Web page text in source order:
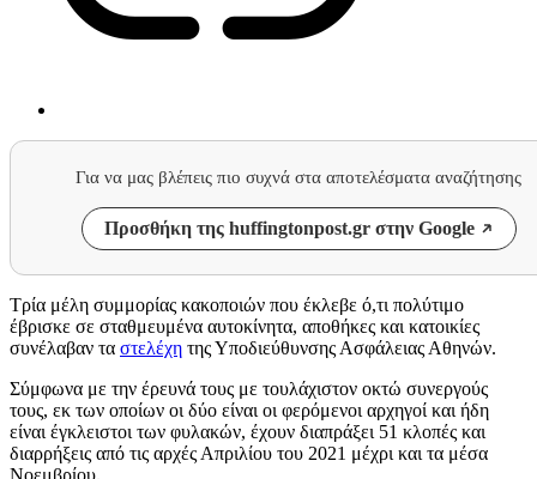
Για να μας βλέπεις πιο συχνά στα αποτελέσματα αναζήτησης
Προσθήκη της huffingtonpost.gr στην Google
Τρία μέλη συμμορίας κακοποιών που έκλεβε ό,τι πολύτιμο
έβρισκε σε σταθμευμένα αυτοκίνητα, αποθήκες και κατοικίες
συνέλαβαν τα στελέχη της Υποδιεύθυνσης Ασφάλειας Αθηνών.
Σύμφωνα με την έρευνά τους με τουλάχιστον οκτώ συνεργούς
τους, εκ των οποίων οι δύο είναι οι φερόμενοι αρχηγοί και ήδη
είναι έγκλειστοι των φυλακών, έχουν διαπράξει 51 κλοπές και
διαρρήξεις από τις αρχές Απριλίου του 2021 μέχρι και τα μέσα